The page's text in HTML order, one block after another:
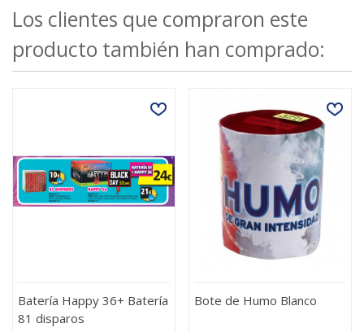
Los clientes que compraron este
producto también han comprado:
Batería Happy 36+ Batería
81 disparos
Bote de Humo Blanco